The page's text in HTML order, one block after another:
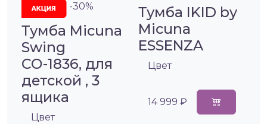
-30%
Тумба Micuna
Swing
СО-1836, для
детской , 3
ящика
Цвет
Тумба IKID by
Micuna
ESSENZA
Цвет
14 999 ₽